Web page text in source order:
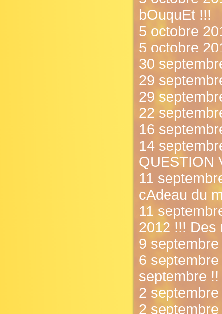
bOuquEt !!!
5 octobre
5 octobre
30
29
29
22
16
14
QUESTION
11
cAdeau du
11
2012 !!! Des
9
6
septembre !!
2
2